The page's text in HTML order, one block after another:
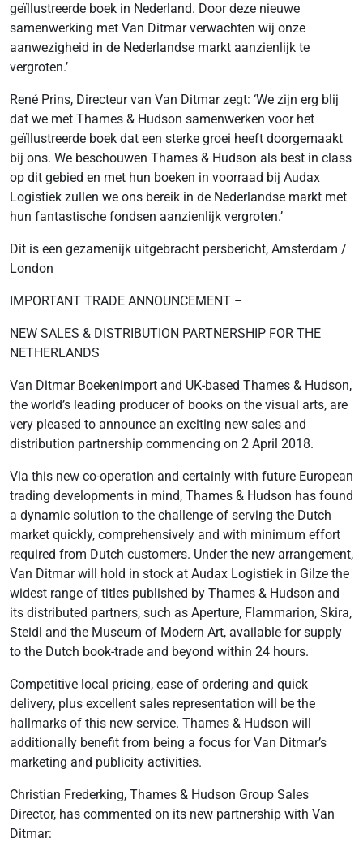
geïllustreerde boek in Nederland. Door deze nieuwe
samenwerking met Van Ditmar verwachten wij onze
aanwezigheid in de Nederlandse markt aanzienlijk te
vergroten.’
René Prins, Directeur van Van Ditmar zegt: ‘We zijn erg blij
dat we met Thames & Hudson samenwerken voor het
geïllustreerde boek dat een sterke groei heeft doorgemaakt
bij ons. We beschouwen Thames & Hudson als best in class
op dit gebied en met hun boeken in voorraad bij Audax
Logistiek zullen we ons bereik in de Nederlandse markt met
hun fantastische fondsen aanzienlijk vergroten.’
Dit is een gezamenijk uitgebracht persbericht, Amsterdam /
London
IMPORTANT TRADE ANNOUNCEMENT –
NEW SALES & DISTRIBUTION PARTNERSHIP FOR THE
NETHERLANDS
Van Ditmar Boekenimport and UK-based Thames & Hudson,
the world’s leading producer of books on the visual arts, are
very pleased to announce an exciting new sales and
distribution partnership commencing on 2 April 2018.
Via this new co-operation and certainly with future European
trading developments in mind, Thames & Hudson has found
a dynamic solution to the challenge of serving the Dutch
market quickly, comprehensively and with minimum effort
required from Dutch customers. Under the new arrangement,
Van Ditmar will hold in stock at Audax Logistiek in Gilze the
widest range of titles published by Thames & Hudson and
its distributed partners, such as Aperture, Flammarion, Skira,
Steidl and the Museum of Modern Art, available for supply
to the Dutch book-trade and beyond within 24 hours.
Competitive local pricing, ease of ordering and quick
delivery, plus excellent sales representation will be the
hallmarks of this new service. Thames & Hudson will
additionally benefit from being a focus for Van Ditmar’s
marketing and publicity activities.
Christian Frederking, Thames & Hudson Group Sales
Director, has commented on its new partnership with Van
Ditmar: